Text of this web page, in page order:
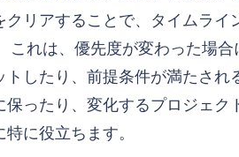
クリアすることで、タイムライ
これは、優先度が変わった場合
トしたり、前提条件が満たされ
保ったり、変化するプロジェク
に役立ちます。